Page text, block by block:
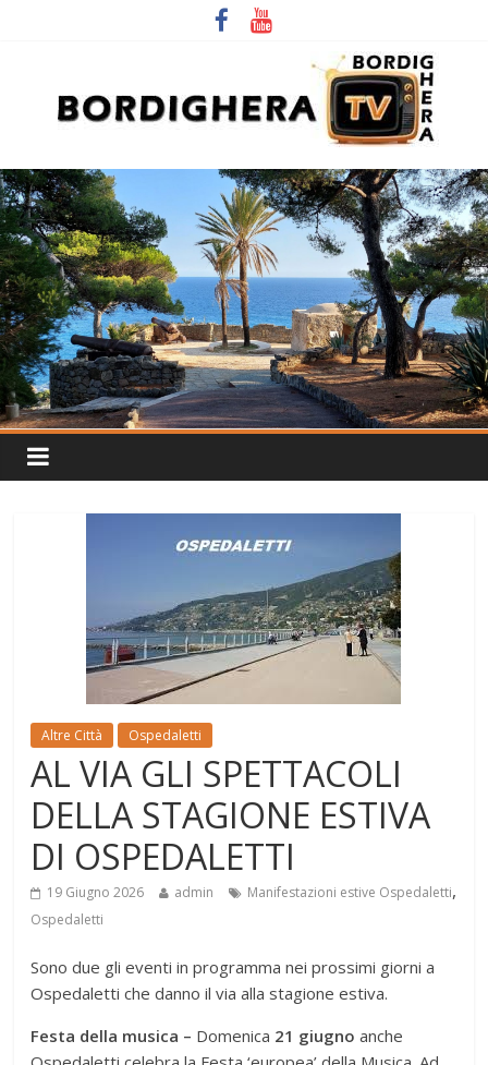
Altre Città Ospedaletti
AL VIA GLI SPETTACOLI
DELLA STAGIONE ESTIVA
DI OSPEDALETTI
19 Giugno 2026 admin Manifestazioni estive Ospedaletti,
Ospedaletti
Sono due gli eventi in programma nei prossimi giorni a
Ospedaletti che danno il via alla stagione estiva.
Festa della musica – Domenica 21 giugno anche